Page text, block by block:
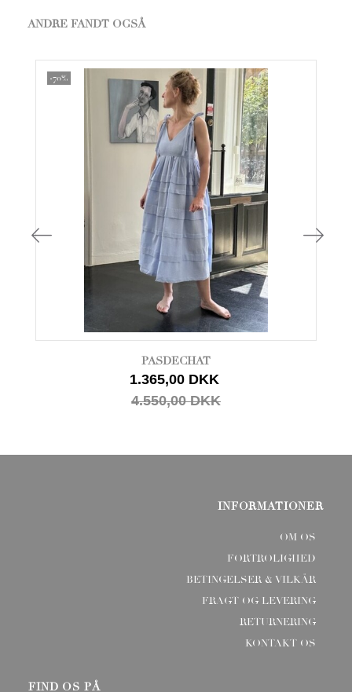
ANDRE FANDT OGSÅ
-70%
PASDECHAT
1.365,00 DKK
4.550,00 DKK
INFORMATIONER
OM OS
FORTROLIGHED
BETINGELSER & VILKÅR
FRAGT OG LEVERING
RETURNERING
KONTAKT OS
FIND OS PÅ